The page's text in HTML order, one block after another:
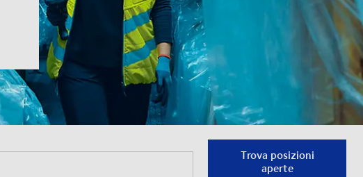
Trova posizioni
aperte